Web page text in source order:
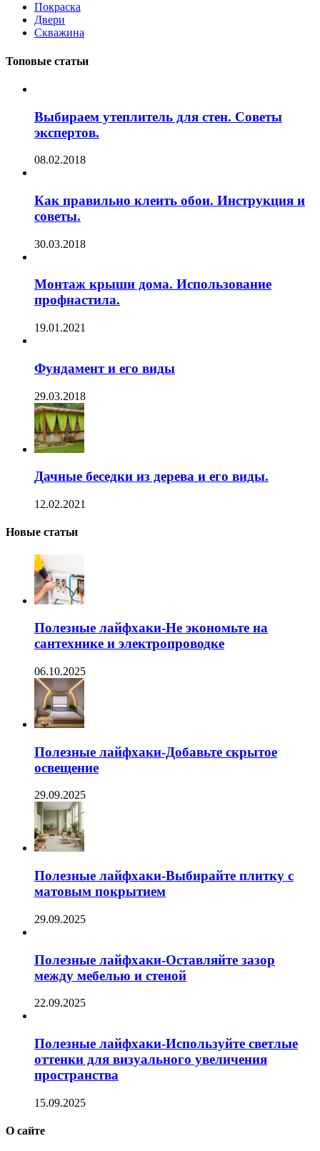
Покраска
Двери
Скважина
Топовые статьи
Выбираем утеплитель для стен. Советы
экспертов.
08.02.2018
Как правильно клеить обои. Инструкция и
советы.
30.03.2018
Монтаж крыши дома. Использование
профнастила.
19.01.2021
Фундамент и его виды
29.03.2018
Дачные беседки из дерева и его виды.
12.02.2021
Новые статьи
Полезные лайфхаки-Не экономьте на
сантехнике и электропроводке
06.10.2025
Полезные лайфхаки-Добавьте скрытое
освещение
29.09.2025
Полезные лайфхаки-Выбирайте плитку с
матовым покрытием
29.09.2025
Полезные лайфхаки-Оставляйте зазор
между мебелью и стеной
22.09.2025
Полезные лайфхаки-Используйте светлые
оттенки для визуального увеличения
пространства
15.09.2025
О сайте